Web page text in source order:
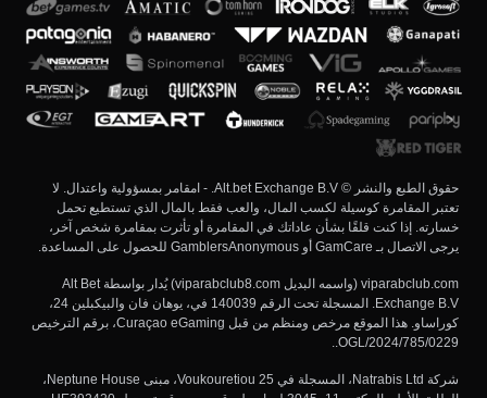
حقوق الطبع والنشر © Alt.bet Exchange B.V. - امقامر بمسؤولية واعتدال. لا
تعتبر المقامرة كوسيلة لكسب المال، والعب فقط بالمال الذي تستطيع تحمل
خسارته. إذا كنت قلقًا بشأن عاداتك في المقامرة أو تأثرت بمقامرة شخص آخر،
يرجى الاتصال بـ GamCare أو GamblersAnonymous للحصول على المساعدة.
viparabclub.com (واسمه البديل viparabclub8.com) يُدار بواسطة Alt Bet
Exchange B.V. المسجلة تحت الرقم 140039 في، يوهان فان والبيكبلين 24،
كوراساو. هذا الموقع مرخص ومنظم من قبل Curaçao eGaming، برقم الترخيص
OGL/2024/785/0229..
شركة Natrabis Ltd، المسجلة في Voukouretiou 25، مبنى Neptune House،